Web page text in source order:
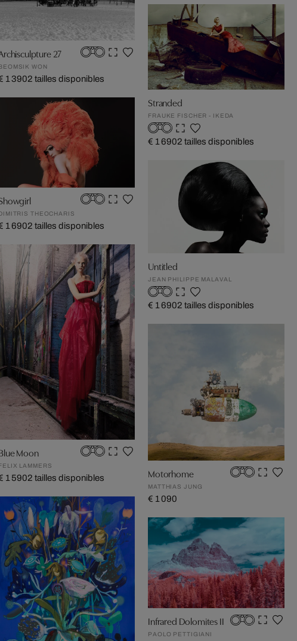
27
WON
1 3902 tailles disponibles
THEOCHARIS
1 6902 tailles disponibles
Moon
LAMMERS
1 5902 tailles disponibles
Stranded
FRAUKE FISCHER - IKEDA
€ 1 6902 tailles disponibles
Untitled
JEAN PHILIPPE MALAVAL
€ 1 6902 tailles disponibles
Motorhome
MATTHIAS JUNG
€ 1 090
Infrared Dolomites II
PAOLO PETTIGIANI